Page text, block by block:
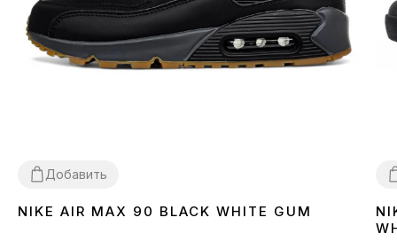
Добавить
4344 45
NIKE AIR MAX 90 BLACK WHITE GUM